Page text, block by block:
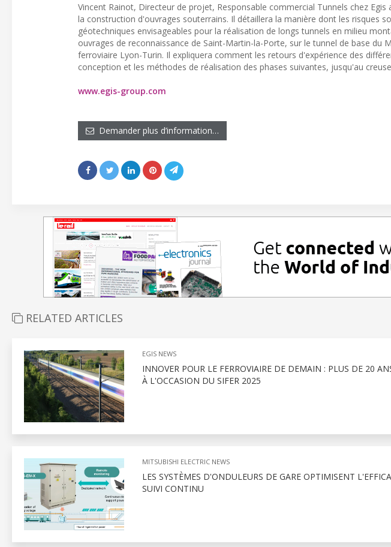
Vincent Rainot, Directeur de projet, Responsable commercial Tunnels chez
la construction d'ouvrages souterrains. Il détaillera la manière dont les risques
géotechniques envisageables pour la réalisation de longs tunnels en milieu
ouvrages de reconnaissance de Saint-Martin-la-Porte, sur le tunnel de base du
ferroviaire Lyon-Turin. Il expliquera comment les retours d'expérience des
conception et les méthodes de réalisation des phases suivantes, jusqu'au
www.egis-group.com
Demander plus d’information…
RELATED ARTICLES
EGIS NEWS
INNOVER POUR LE FERROVIAIRE DE DEMAIN : PLUS DE 20
À L'OCCASION DU SIFER 2025
MITSUBISHI ELECTRIC NEWS
LES SYSTÈMES D'ONDULEURS DE GARE OPTIMISENT
SUIVI CONTINU